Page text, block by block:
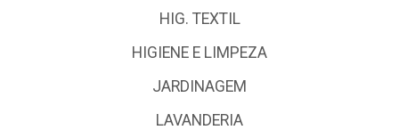
HIG. TEXTIL
HIGIENE E LIMPEZA
JARDINAGEM
LAVANDERIA